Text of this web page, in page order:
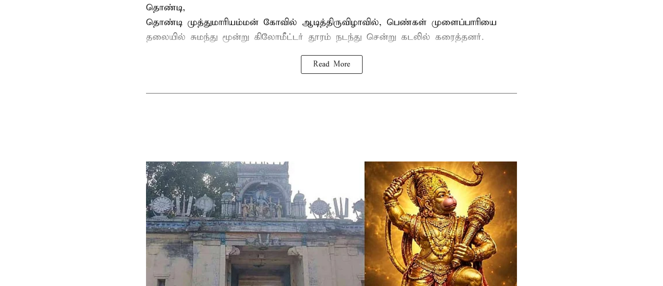
தொண்டி,
தொண்டி முத்துமாரியம்மன் கோவில் ஆடித்திருவிழாவில், பெண்கள் முளைப்பாரியை
தலையில் சுமந்து மூன்று கிலோமீட்டர் தூரம் நடந்து சென்று கடலில் கரைத்தனர்.
Read More